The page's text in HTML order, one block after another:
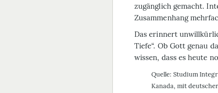
zugänglich gemacht.
Zusammenhang
Das erinnert
Tiefe“. Ob Gott genau
wissen, dass es heute
Quelle: Studium
Kanada, mit